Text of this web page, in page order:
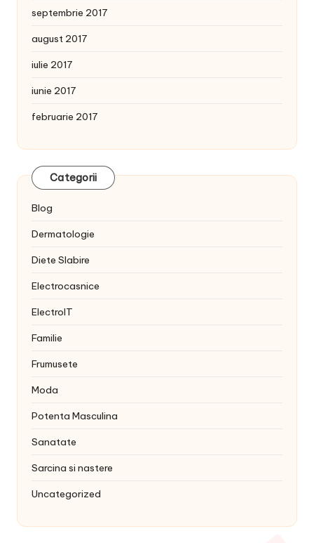
septembrie 2017
august 2017
iulie 2017
iunie 2017
februarie 2017
Categorii
Blog
Dermatologie
Diete Slabire
Electrocasnice
ElectroIT
Familie
Frumusete
Moda
Potenta Masculina
Sanatate
Sarcina si nastere
Uncategorized